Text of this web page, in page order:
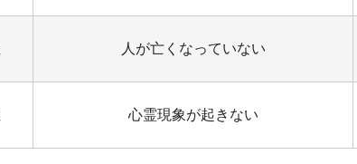
人が亡くなっていない
心霊現象が起きない